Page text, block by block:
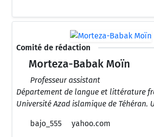
Comité de rédaction
Morteza-Babak Moïn
Professeur assistant
Département de langue et littérature
Université Azad islamique de Téhéran.
bajo_555 yahoo.com